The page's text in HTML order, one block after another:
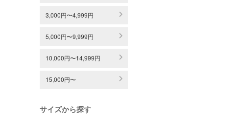
3,000円〜4,999円
5,000円〜9,999円
10,000円〜14,999円
15,000円〜
サイズから探す